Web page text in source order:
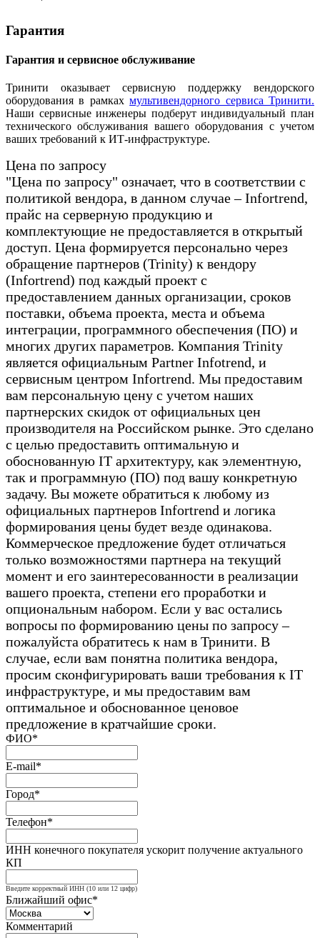
Гарантия
Гарантия и сервисное обслуживание
Тринити оказывает сервисную поддержку вендорского
оборудования в рамкахмультивендорного сервиса Тринити.
Наши сервисные инженеры подберут индивидуальный план
технического обслуживания вашего оборудования с учетом
ваших требований к ИТ-инфраструктуре.
Цена по запросу
"Цена по запросу" означает, что в соответствии с
политикой вендора, в данном случае – Infortrend,
прайс на серверную продукцию и
комплектующие не предоставляется в открытый
доступ. Цена формируется персонально через
обращение партнеров (Trinity) к вендору
(Infortrend) под каждый проект с
предоставлением данных организации, сроков
поставки, объема проекта, места и объема
интеграции, программного обеспечения (ПО) и
многих других параметров. Компания Trinity
является официальным Partner Infotrend, и
сервисным центром Infortrend. Мы предоставим
вам персональную цену с учетом наших
партнерских скидок от официальных цен
производителя на Российском рынке. Это сделано
с целью предоставить оптимальную и
обоснованную IT архитектуру, как элементную,
так и программную (ПО) под вашу конкретную
задачу. Вы можете обратиться к любому из
официальных партнеров Infortrend и логика
формирования цены будет везде одинакова.
Коммерческое предложение будет отличаться
только возможностями партнера на текущий
момент и его заинтересованности в реализации
вашего проекта, степени его проработки и
опциональным набором. Если у вас остались
вопросы по формированию цены по запросу –
пожалуйста обратитесь к нам в Тринити. В
случае, если вам понятна политика вендора,
просим сконфигурировать ваши требования к IT
инфраструктуре, и мы предоставим вам
оптимальное и обоснованное ценовое
предложение в кратчайшие сроки.
ФИО*
E-mail*
Город*
Телефон*
ИНН конечного покупателя ускорит получение актуального
КП
Введите корректный ИНН (10 или 12 цифр)
Ближайший офис*
Комментарий